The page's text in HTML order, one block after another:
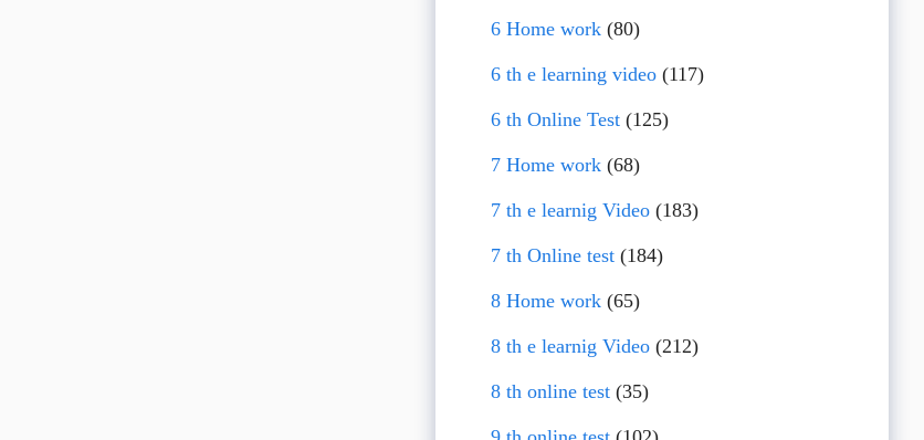
6 Home work(80)
6 th e learning video(117)
6 th Online Test(125)
7 Home work(68)
7 th e learnig Video(183)
7 th Online test(184)
8 Home work(65)
8 th e learnig Video(212)
8 th online test(35)